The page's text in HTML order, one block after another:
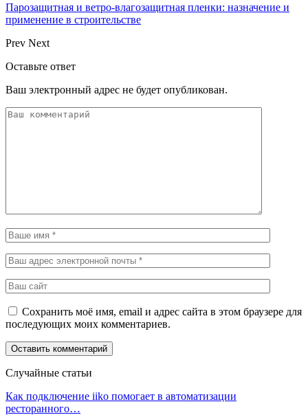
Парозащитная и ветро-влагозащитная пленки: назначение и
применение в строительстве
Prev Next
Оставьте ответ
Ваш электронный адрес не будет опубликован.
Сохранить моё имя, email и адрес сайта в этом браузере для
последующих моих комментариев.
Случайные статьи
Как подключение iiko помогает в автоматизации
ресторанного…